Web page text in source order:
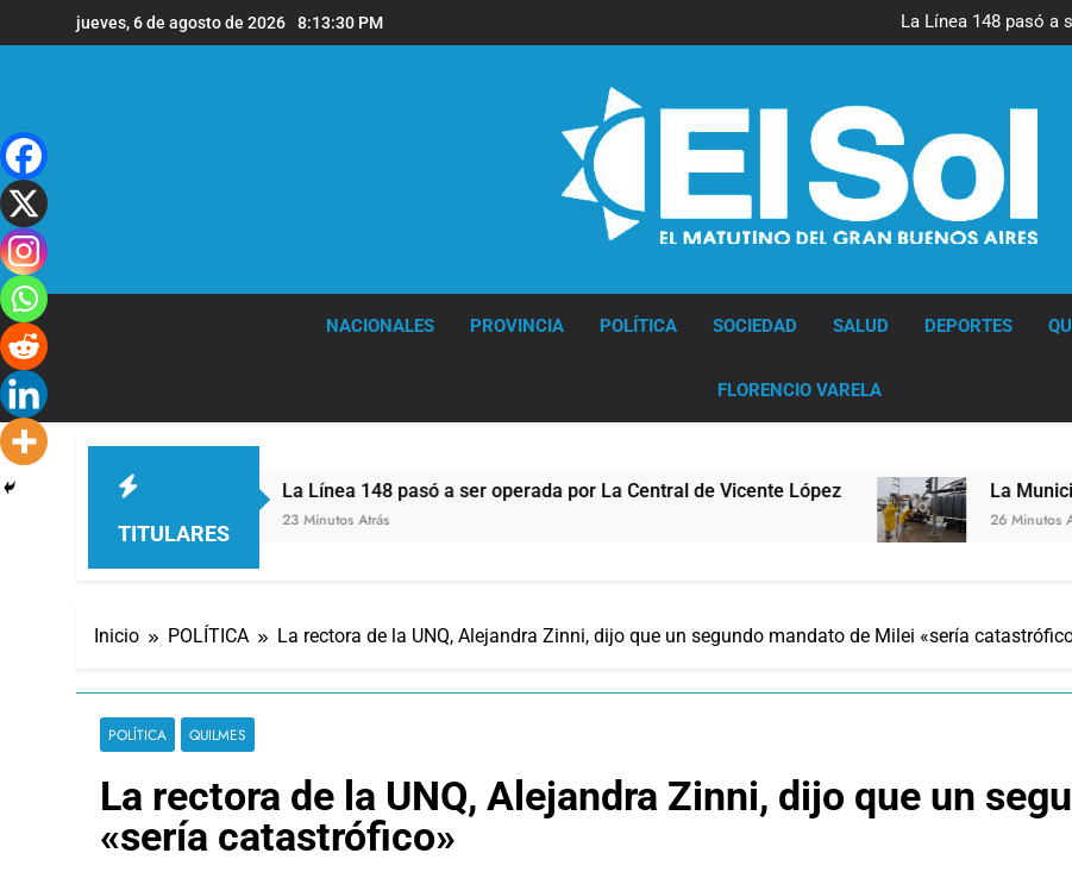
al
jueves, 6 de agosto de 2026 8:13:30 PM
La Línea 148 pasó a
La Municipalidad de Quilmes
La Línea 148 pasó a
La Municipalidad de Quilmes
Transporte: un asistente
NACIONALES PROVINCIA POLÍTICA SOCIEDAD SALUD DEPORTES
FLORENCIO VARELA
TITULARES
La Línea 148 pasó a ser operada por La Central de Vicente López La Municipalidad de
26 Minutos Atrás
Inicio POLÍTICA La rectora de la UNQ, Alejandra Zinni, dijo que un segundo mandato de Milei «sería
POLÍTICA QUILMES
La rectora de la UNQ, Alejandra Zinni, dijo que un
«sería catastrófico»